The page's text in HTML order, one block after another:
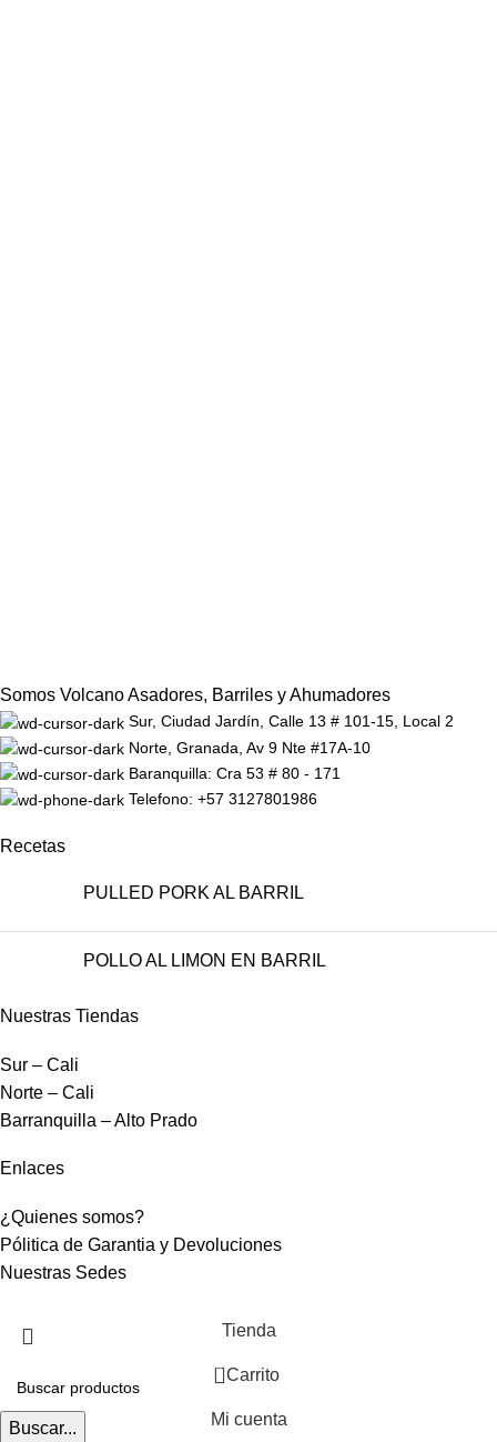
Somos Volcano Asadores, Barriles y Ahumadores
Sur, Ciudad Jardín, Calle 13 # 101-15, Local 2
Norte, Granada, Av 9 Nte #17A-10
Baranquilla: Cra 53 # 80 - 171
Telefono: +57 3127801986
Recetas
PULLED PORK AL BARRIL
POLLO AL LIMON EN BARRIL
Nuestras Tiendas
Sur – Cali
Norte – Cali
Barranquilla – Alto Prado
Enlaces
¿Quienes somos?
Pólitica de Garantia y Devoluciones
Nuestras Sedes
Buscar...
Tienda
0 Carrito
Mi cuenta